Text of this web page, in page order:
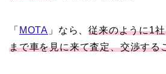
「 MOTA 」なら、従来のように1
まで車を見に来て査定、交渉する